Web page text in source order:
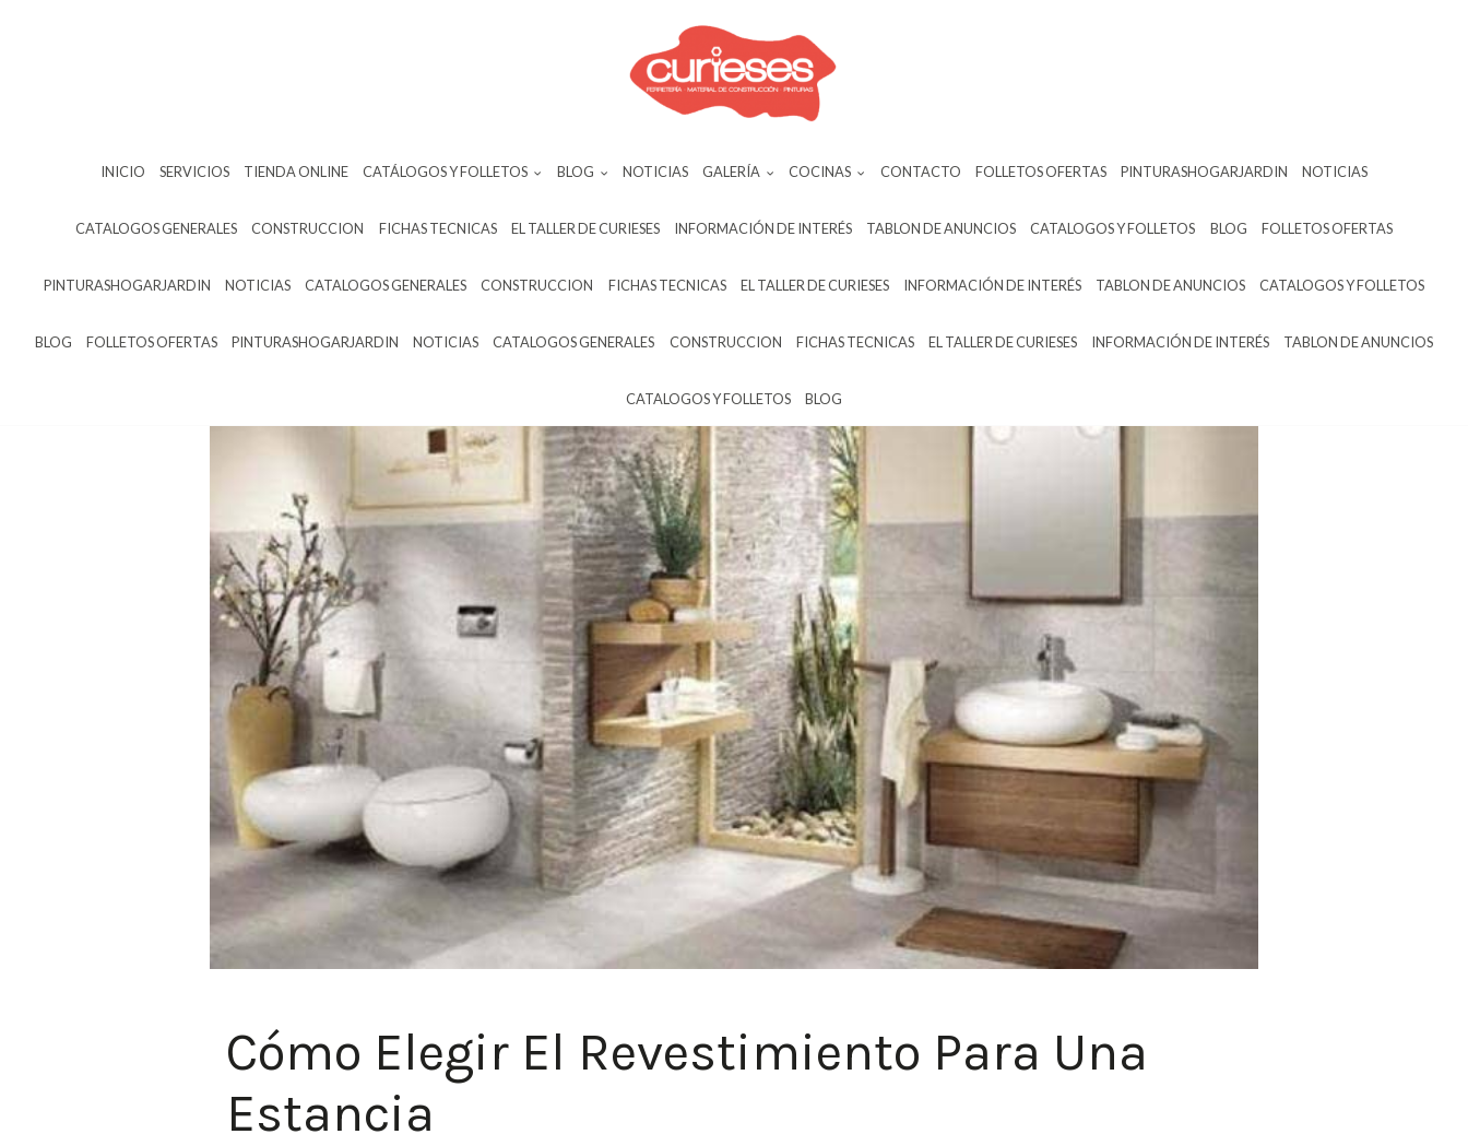
INICIO SERVICIOS TIENDA ONLINE CATÁLOGOS Y FOLLETOS BLOG NOTICIAS GALERÍA COCINAS CONTACTO FOLLETOS OFERTAS PINTURASHOGARJARDIN NOTICIAS
CATALOGOS GENERALES CONSTRUCCION FICHAS TECNICAS EL TALLER DE CURIESES INFORMACIÓN DE INTERÉS TABLON DE ANUNCIOS CATALOGOS Y FOLLETOS BLOG FOLLETOS OFERTAS
PINTURASHOGARJARDIN NOTICIAS CATALOGOS GENERALES CONSTRUCCION FICHAS TECNICAS EL TALLER DE CURIESES INFORMACIÓN DE INTERÉS TABLON DE ANUNCIOS CATALOGOS Y FOLLETOS
BLOG FOLLETOS OFERTAS PINTURASHOGARJARDIN NOTICIAS CATALOGOS GENERALES CONSTRUCCION FICHAS TECNICAS EL TALLER DE CURIESES INFORMACIÓN DE INTERÉS TABLON DE ANUNCIOS
CATALOGOS Y FOLLETOS BLOG
Cómo Elegir El Revestimiento Para Una
Estancia